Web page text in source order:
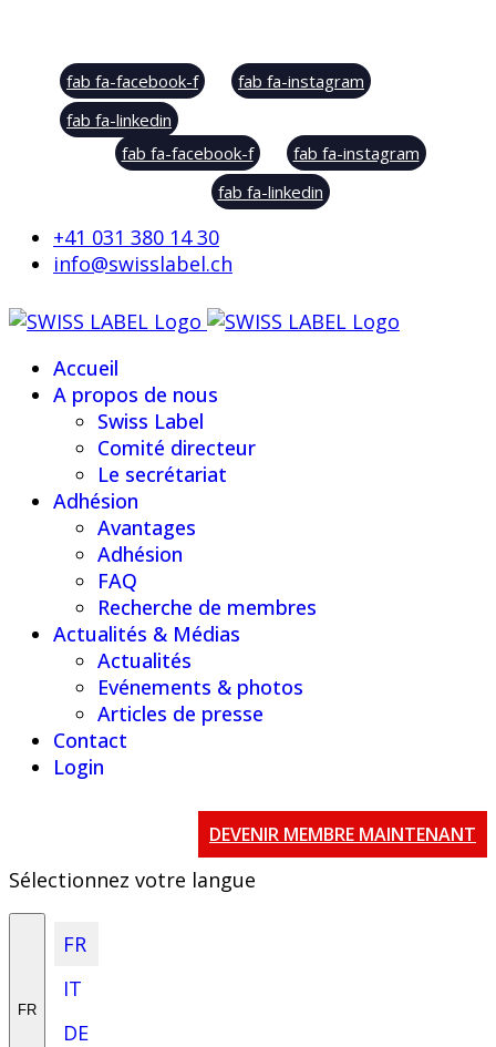
fab fa-facebook-f
fab fa-instagram
fab fa-linkedin
fab fa-facebook-f
fab fa-instagram
fab fa-linkedin
+41 031 380 14 30
info@swisslabel.ch
Accueil
A propos de nous
Swiss Label
Comité directeur
Le secrétariat
Adhésion
Avantages
Adhésion
FAQ
Recherche de membres
Actualités & Médias
Actualités
Evénements & photos
Articles de presse
Contact
Login
DEVENIR MEMBRE MAINTENANT
Sélectionnez votre langue
FR
FR
IT
DE